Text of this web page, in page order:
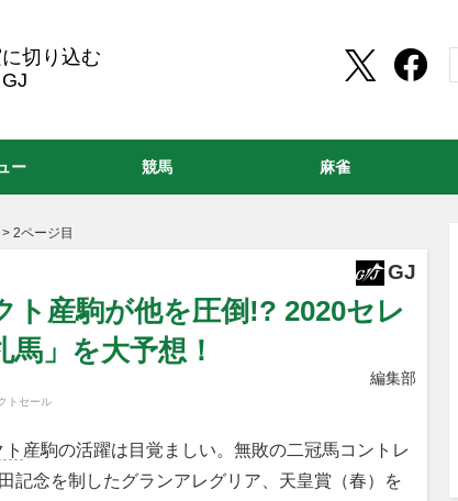
切り込む
> 2ページ目
GJ
ト産駒が他を圧倒!? 2020セレ
」を大予想！
編集部
トセール
産駒の活躍は目覚ましい。無敗の二冠馬コントレ
記念を制したグランアレグリア、天皇賞（春）を
ー 競馬 麻雀